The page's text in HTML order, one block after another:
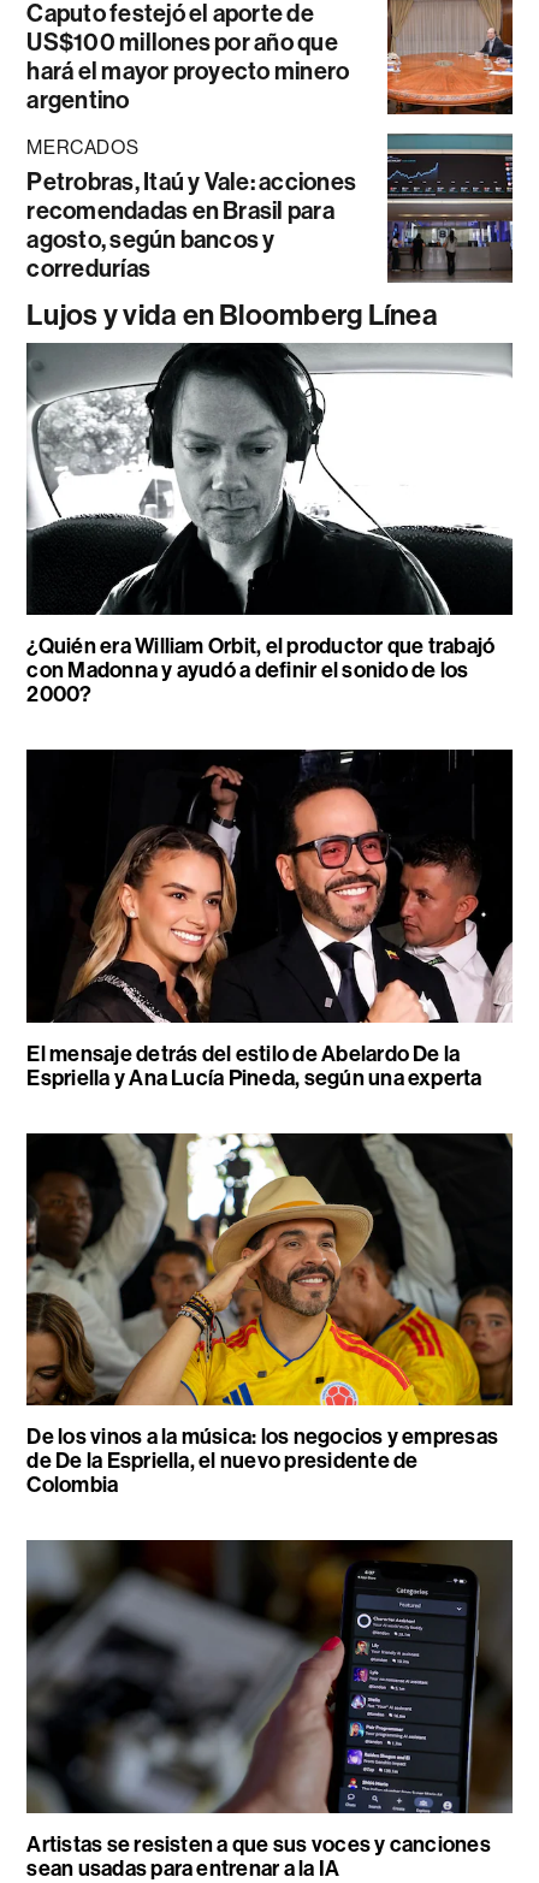
Caputo festejó el aporte de
US$100 millones por año que
hará el mayor proyecto minero
argentino
MERCADOS
Petrobras, Itaú y Vale: acciones
recomendadas en Brasil para
agosto, según bancos y
corredurías
Lujos y vida en Bloomberg Línea
¿Quién era William Orbit, el productor que trabajó
con Madonna y ayudó a definir el sonido de los
2000?
El mensaje detrás del estilo de Abelardo De la
Espriella y Ana Lucía Pineda, según una experta
De los vinos a la música: los negocios y empresas
de De la Espriella, el nuevo presidente de
Colombia
Artistas se resisten a que sus voces y canciones
sean usadas para entrenar a la IA